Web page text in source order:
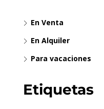
En Venta
En Alquiler
Para vacaciones
Etiquetas